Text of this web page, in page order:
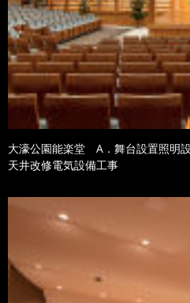
大濠公園能楽堂 A．舞台設置照
天井改修電気設備工事